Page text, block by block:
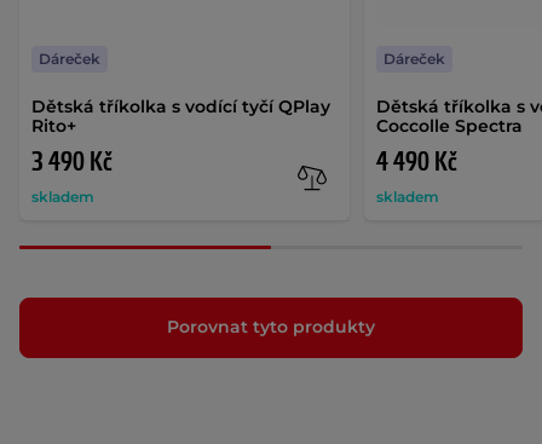
Dětská tříkolka s vodící tyčí QPlay
Rito+
3 490 Kč
skladem
Dáreček
Dětská tříkolka s
Coccolle Spectra
4 490 Kč
skladem
Dáreček
Porovnat tyto produkty